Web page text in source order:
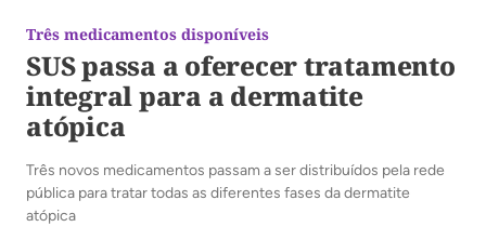
Três medicamentos disponíveis
SUS passa a oferecer tratamento
integral para a dermatite
atópica
Três novos medicamentos passam a ser distribuídos pela rede
pública para tratar todas as diferentes fases da dermatite
atópica